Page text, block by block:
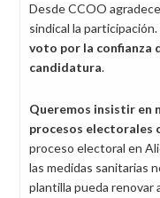
Desde CCOO
sindical la participación.
voto por la confianza
candidatura.
Queremos insistir en
procesos electorales
proceso electoral en
las medidas sanitarias
plantilla pueda renovar